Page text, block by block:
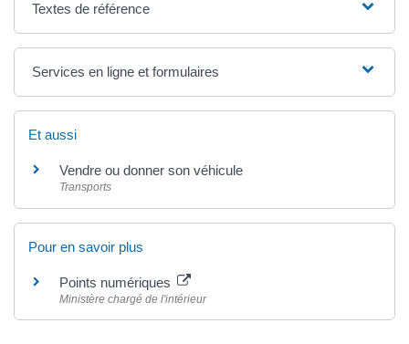
Textes de référence
Services en ligne et formulaires
Et aussi
Vendre ou donner son véhicule
Transports
Pour en savoir plus
Points numériques
Ministère chargé de l'intérieur